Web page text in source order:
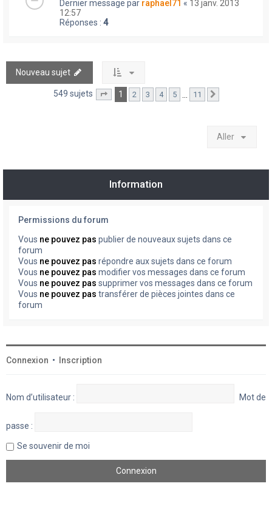
Dernier message par raphael71 « 13 janv. 2013
12:57
Réponses : 4
Nouveau sujet
549 sujets Page sur11
1 2 3 4 5 11
Aller
Information
Permissions du forum
Vous ne pouvez pas publier de nouveaux sujets dans ce
forum
Vous ne pouvez pas répondre aux sujets dans ce forum
Vous ne pouvez pas modifier vos messages dans ce forum
Vous ne pouvez pas supprimer vos messages dans ce forum
Vous ne pouvez pas transférer de pièces jointes dans ce
forum
Connexion • Inscription
Nom d’utilisateur : Mot de
passe :
Se souvenir de moi